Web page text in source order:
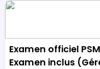
Examen officiel
Examen inclus